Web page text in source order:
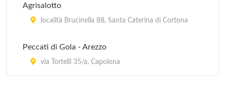
Agrisalotto
località Brucinella 88, Santa Caterina di Cortona
Peccati di Gola - Arezzo
via Tortelli 35/a, Capolona